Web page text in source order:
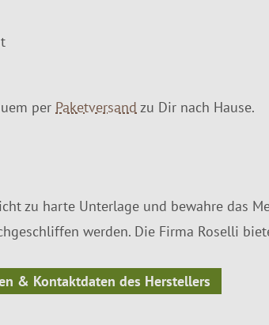
per Paketversand zu Dir nach Hause.
zu harte Unterlage und bewahre das
werden. Die Firma Roselli
& Kontaktdaten des Herstellers